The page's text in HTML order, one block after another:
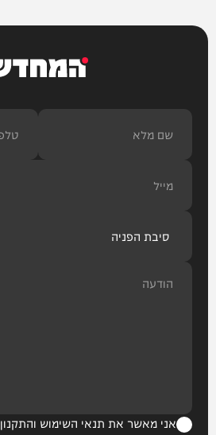
המחדש
אני מאשר את תנאי השימוש והתקנון